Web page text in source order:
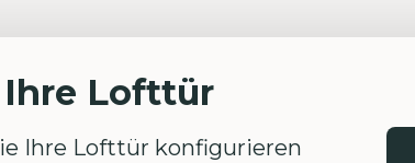
Ihre Lofttür
Ihre Lofttür konfigurieren